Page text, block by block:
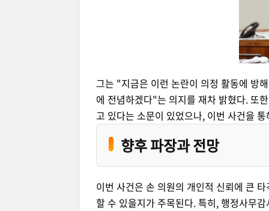
그는 "지금은 이런 논란이 의정 활동에 방
에 전념하겠다"는 의지를 재차 밝혔다. 또
고 있다는 소문이 있었으나, 이번 사건을
향후 파장과 전망
이번 사건은 손 의원의 개인적 신뢰에 큰
할 수 있을지가 주목된다. 특히, 행정사무